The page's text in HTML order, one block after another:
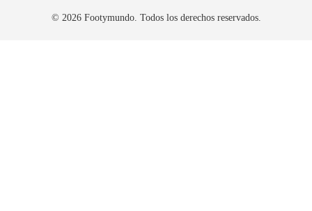
© 2026 Footymundo. Todos los derechos reservados.